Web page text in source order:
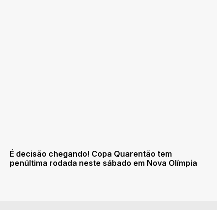
É decisão chegando! Copa Quarentão tem
penúltima rodada neste sábado em Nova Olímpia